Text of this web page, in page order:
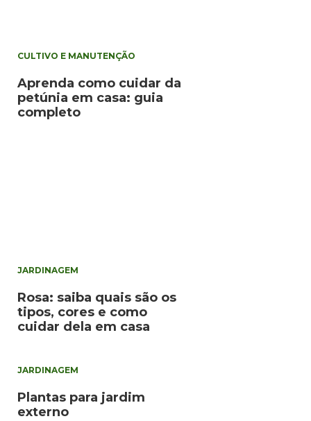
CULTIVO E MANUTENÇÃO
Aprenda como cuidar da
petúnia em casa: guia
completo
JARDINAGEM
Rosa: saiba quais são os
tipos, cores e como
cuidar dela em casa
JARDINAGEM
Plantas para jardim
externo